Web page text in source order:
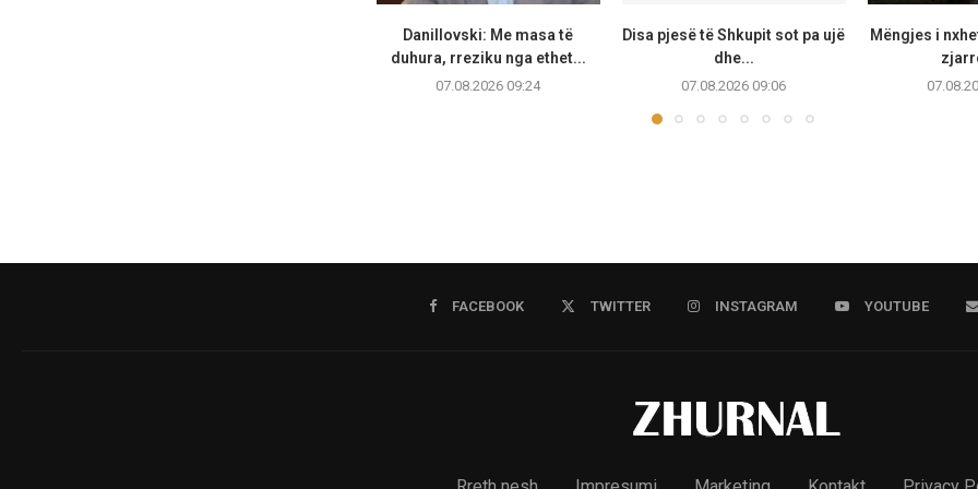
Danillovski: Me masa të
duhura, rreziku nga ethet...
07.08.2026 09:24
Disa pjesë të Shkupit sot pa ujë
dhe...
07.08.2026 09:06
Mëngjes i
FACEBOOK TWITTER INSTAGRAM YOUTUBE